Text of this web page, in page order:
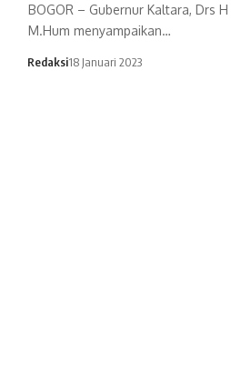
BOGOR – Gubernur Kaltara, Drs
M.Hum menyampaikan…
Redaksi18 Januari 2023